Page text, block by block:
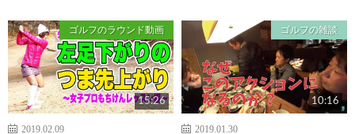
ゴルフのラウンド動画
15:26
2019.02.09
ゴルフの雑談
10:16
2019.01.30